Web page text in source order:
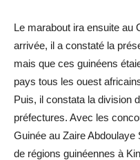
Le marabout ira ensuite au
arrivée, il a constaté la
mais que ces guinéens
pays tous les ouest
Puis, il constata la division
préfectures. Avec les
Guinée au Zaire
de régions guinéennes à